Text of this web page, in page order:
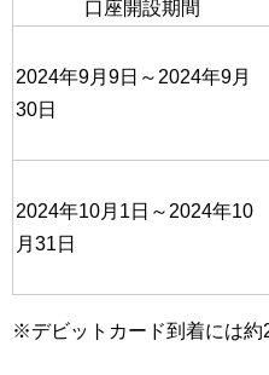
口座開設期間
2024年9月9日～2024年9月
30日
2024年10月1日～2024年10
月31日
※デビットカード到着には約